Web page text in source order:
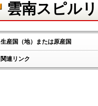
雲南スピル
生産国（地）または原産国
関連リンク